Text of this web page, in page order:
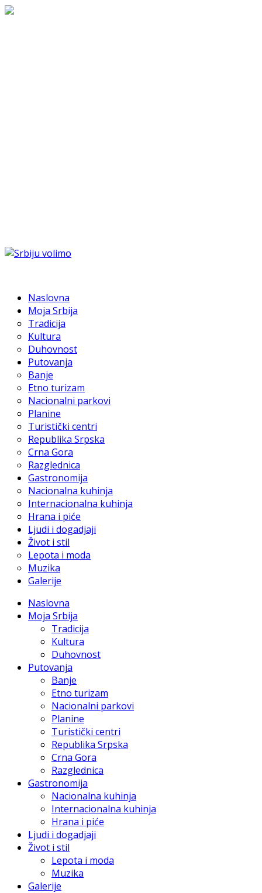
Naslovna
Moja Srbija
Tradicija
Kultura
Duhovnost
Putovanja
Banje
Etno turizam
Nacionalni parkovi
Planine
Turistički centri
Republika Srpska
Crna Gora
Razglednica
Gastronomija
Nacionalna kuhinja
Internacionalna kuhinja
Hrana i piće
Ljudi i dogadjaji
Život i stil
Lepota i moda
Muzika
Galerije
Naslovna
Moja Srbija
Tradicija
Kultura
Duhovnost
Putovanja
Banje
Etno turizam
Nacionalni parkovi
Planine
Turistički centri
Republika Srpska
Crna Gora
Razglednica
Gastronomija
Nacionalna kuhinja
Internacionalna kuhinja
Hrana i piće
Ljudi i dogadjaji
Život i stil
Lepota i moda
Muzika
Galerije